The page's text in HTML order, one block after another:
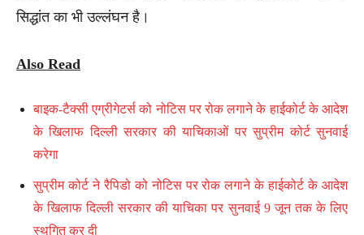
सिद्धांत का भी उल्लंघन है।
Also Read
बाइक-टैक्सी एग्रीगेटर्स को नोटिस पर रोक लगाने के हाईकोर्ट के आदेश
के खिलाफ दिल्ली सरकार की याचिकाओं पर सुप्रीम कोर्ट सुनवाई
करेगा
सुप्रीम कोर्ट ने रैपिडो को नोटिस पर रोक लगाने के हाईकोर्ट के आदेश
के खिलाफ दिल्ली सरकार की याचिका पर सुनवाई 9 जून तक के लिए
स्थगित कर दी